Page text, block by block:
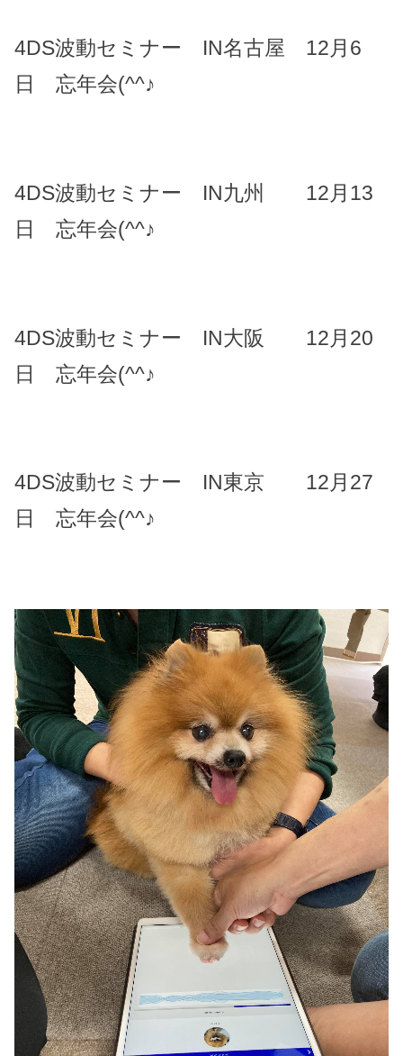
4DS波動セミナー IN名古屋 12月6
日 忘年会(^^♪
4DS波動セミナー IN九州 12月13
日 忘年会(^^♪
4DS波動セミナー IN大阪 12月20
日 忘年会(^^♪
4DS波動セミナー IN東京 12月27
日 忘年会(^^♪